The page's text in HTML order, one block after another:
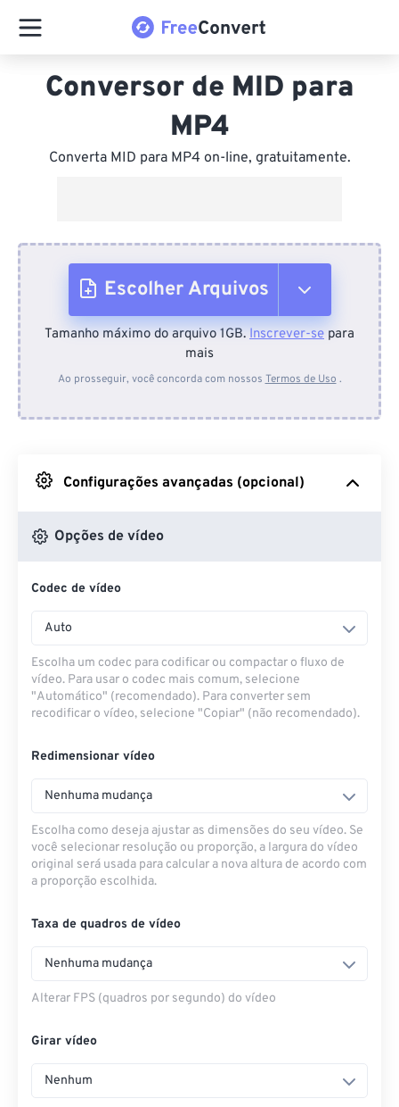
Conversor de MID para
MP4
Converta MID para MP4 on-line, gratuitamente.
Escolher Arquivos
Do dispositivo
Do Google Drive
Do OneDrive
Tamanho máximo do arquivo 1GB. Inscrever-se para
mais
Ao prosseguir, você concorda com nossos Termos de Uso .
Configurações avançadas (opcional)
Opções de vídeo
Codec de vídeo
Auto
Escolha um codec para codificar ou compactar o fluxo de
vídeo. Para usar o codec mais comum, selecione
"Automático" (recomendado). Para converter sem
recodificar o vídeo, selecione "Copiar" (não recomendado).
Redimensionar vídeo
Nenhuma mudança
Escolha como deseja ajustar as dimensões do seu vídeo. Se
você selecionar resolução ou proporção, a largura do vídeo
original será usada para calcular a nova altura de acordo com
a proporção escolhida.
Taxa de quadros de vídeo
Nenhuma mudança
Alterar FPS (quadros por segundo) do vídeo
Girar vídeo
Nenhum